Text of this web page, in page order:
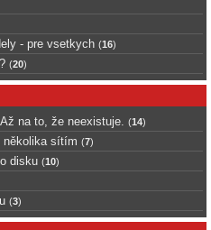
- pre vsetkych (16)
(20)
na to, že neexistuje. (14)
několika sítím (7)
disku (10)
(3)